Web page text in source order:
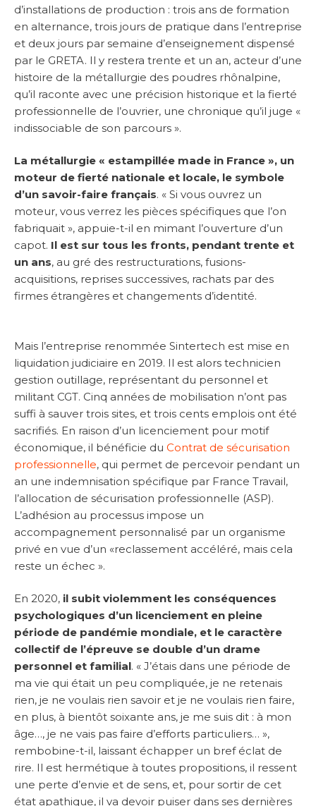
d’installations de production : trois ans de formation
en alternance, trois jours de pratique dans l’entreprise
et deux jours par semaine d’enseignement dispensé
par le GRETA. Il y restera trente et un an, acteur d’une
histoire de la métallurgie des poudres rhônalpine,
qu’il raconte avec une précision historique et la fierté
professionnelle de l’ouvrier, une chronique qu’il juge «
indissociable de son parcours ».
La métallurgie « estampillée made in France », un
moteur de fierté nationale et locale, le symbole
d’un savoir-faire français. « Si vous ouvrez un
moteur, vous verrez les pièces spécifiques que l’on
fabriquait », appuie-t-il en mimant l’ouverture d’un
capot. Il est sur tous les fronts, pendant trente et
un ans, au gré des restructurations, fusions-
acquisitions, reprises successives, rachats par des
firmes étrangères et changements d’identité.
Mais l’entreprise renommée Sintertech est mise en
liquidation judiciaire en 2019. Il est alors technicien
gestion outillage, représentant du personnel et
militant CGT. Cinq années de mobilisation n’ont pas
suffi à sauver trois sites, et trois cents emplois ont été
sacrifiés. En raison d’un licenciement pour motif
économique, il bénéficie du Contrat de sécurisation
professionnelle, qui permet de percevoir pendant un
an une indemnisation spécifique par France Travail,
l’allocation de sécurisation professionnelle (ASP).
L’adhésion au processus impose un
accompagnement personnalisé par un organisme
privé en vue d’un «reclassement accéléré, mais cela
reste un échec ».
En 2020, il subit violemment les conséquences
psychologiques d’un licenciement en pleine
période de pandémie mondiale, et le caractère
collectif de l’épreuve se double d’un drame
personnel et familial. « J’étais dans une période de
ma vie qui était un peu compliquée, je ne retenais
rien, je ne voulais rien savoir et je ne voulais rien faire,
en plus, à bientôt soixante ans, je me suis dit : à mon
âge…, je ne vais pas faire d’efforts particuliers… »,
rembobine-t-il, laissant échapper un bref éclat de
rire. Il est hermétique à toutes propositions, il ressent
une perte d’envie et de sens, et, pour sortir de cet
état apathique, il va devoir puiser dans ses dernières